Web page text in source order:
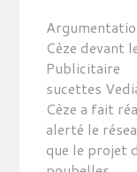
Cèze devant
Publicitaire
sucettes
Cèze a fait
alerté le
que le projet